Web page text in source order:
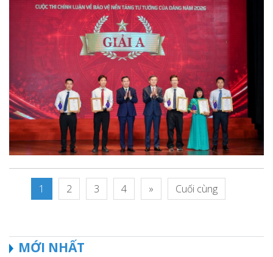
1 2 3 4 » Cuối cùng
MỚI NHẤT